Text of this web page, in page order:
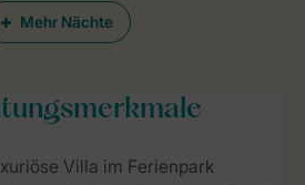
Mehr Nächte
Villa im Ferienpark